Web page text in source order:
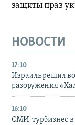
защиты прав
НОВОСТИ
17:10
Израиль решил
разоружения
16:10
СМИ: турбизнес в